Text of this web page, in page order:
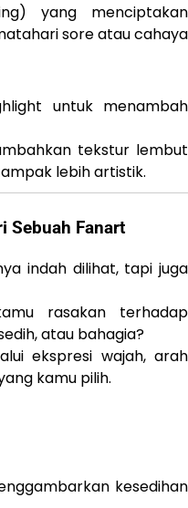
yang menciptakan
sore atau cahaya
untuk menambah
tekstur lembut
lebih artistik.
Sebuah Fanart
indah dilihat, tapi juga
rasakan terhadap
atau bahagia?
ekspresi wajah, arah
kamu pilih.
kesedihan